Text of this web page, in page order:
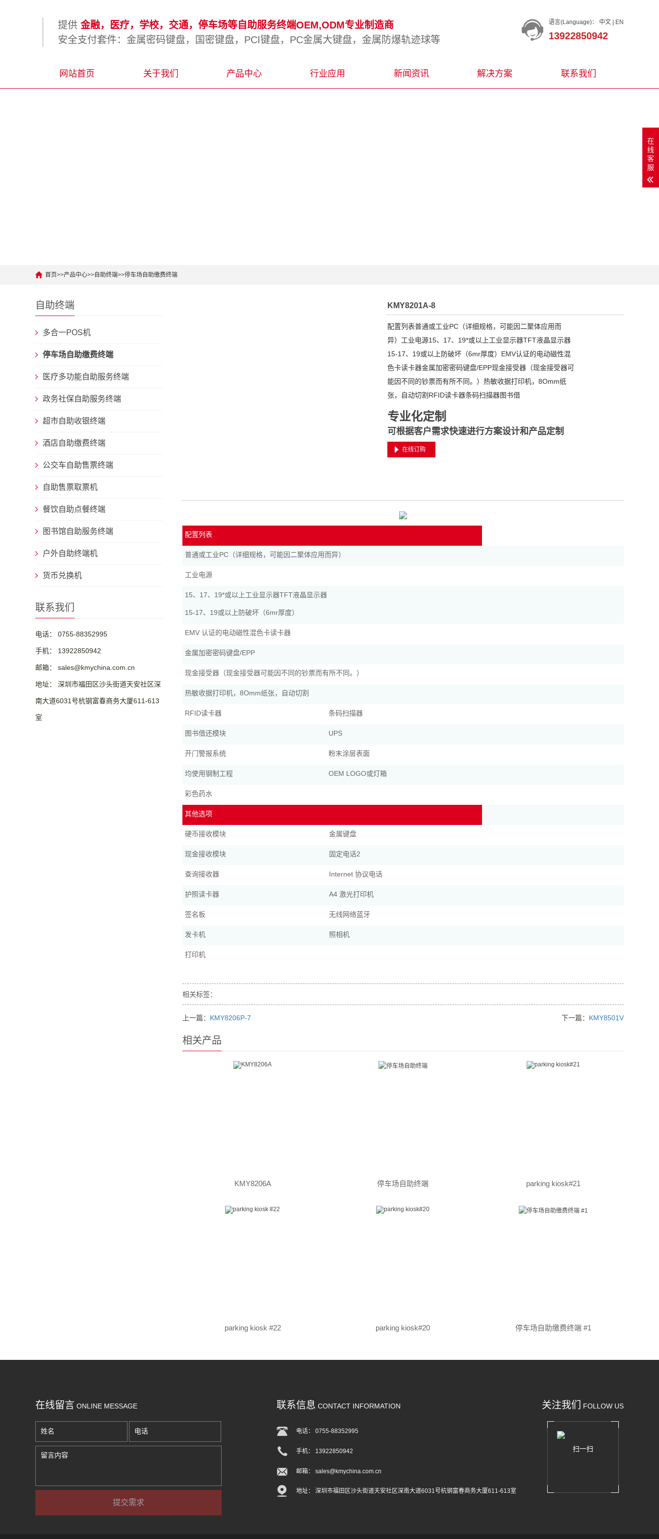
语言(Language)： 中文 EN
13922850942
提供 金融，医疗，学校，交通，停车场等自助服务终端OEM,ODM专业制造商
安全支付套件：金属密码键盘，国密键盘，PCI键盘，PC金属大键盘，金属防爆轨迹球等
网站首页 关于我们 产品中心 行业应用 新闻资讯 解决方案 联系我们
首页>>产品中心>>自助终端>>停车场自助缴费终端
自助终端
多合一POS机
停车场自助缴费终端
医疗多功能自助服务终端
政务社保自助服务终端
超市自助收银终端
酒店自助缴费终端
公交车自助售票终端
自助售票取票机
餐饮自助点餐终端
图书馆自助服务终端
户外自助终端机
货币兑换机
联系我们
电话： 0755-88352995
手机： 13922850942
邮箱： sales@kmychina.com.cn
地址： 深圳市福田区沙头街道天安社区深
南大道6031号杭钢富春商务大厦611-613
室
KMY8201A-8
配置列表普通或工业PC（详细规格，可能因二聚体应用而
异）工业电源15、17、19*或以上工业显示器TFT液晶显示器
15-17、19或以上防破坏（6mr厚度）EMV认证的电动磁性混
色卡读卡器金属加密密码键盘/EPP现金接受器（现金接受器可
能因不同的钞票而有所不同。）热敏收据打印机，8Omm纸
张，自动切割RFID读卡器条码扫描器图书借
专业化定制
可根据客户需求快速进行方案设计和产品定制
在线订购
配置列表
普通或工业PC（详细规格，可能因二聚体应用而异）
工业电源
15、17、19*或以上工业显示器TFT液晶显示器
15-17、19或以上防破坏（6mr厚度）
EMV 认证的电动磁性混色卡读卡器
金属加密密码键盘/EPP
现金接受器（现金接受器可能因不同的钞票而有所不同。）
热敏收据打印机，8Omm纸张，自动切割
RFID读卡器 条码扫描器
图书借还模块 UPS
开门警报系统 粉末涂层表面
均使用钢制工程 OEM LOGO或灯箱
彩色药水
其他选项
硬币接收模块 金属键盘
现金接收模块 固定电话2
查询接收器 Internet 协议电话
护照读卡器 A4 激光打印机
签名板 无线网络蓝牙
发卡机 照相机
打印机
相关标签：
上一篇： KMY8206P-7 下一篇： KMY8501V
相关产品
KMY8206A 停车场自助终端 parking kiosk#21
parking kiosk #22 parking kiosk#20 停车场自助缴费终端 #1
关注我们 FOLLOW US
扫一扫
在线留言 ONLINE MESSAGE 联系信息 CONTACT INFORMATION
电话： 0755-88352995
手机： 13922850942
邮箱： sales@kmychina.com.cn
地址： 深圳市福田区沙头街道天安社区深南大道6031号杭钢富春商务大厦611-613室
在
线
客
服